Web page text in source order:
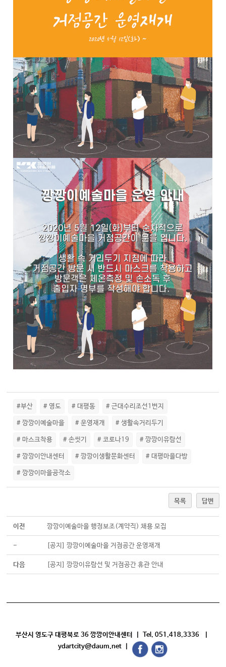
#부산 # 영도 # 대평동 # 근대수리조선1번지
# 깡깡이예술마을 # 운영재개 # 생활속거리두기
# 마스크착용 # 손씻기 # 코로나19 # 깡깡이유람선
# 깡깡이안내센터 # 깡깡이생활문화센터 # 대평마을다방
# 깡깡이마을공작소
목록 답변
이전 깡깡이예술마을 행정보조(계약직) 채용 모집
- [공지] 깡깡이예술마을 거점공간 운영재개
다음 [공지] 깡깡이유람선 및 거점공간 휴관 안내
부산시 영도구 대평북로 36 깡깡이안내센터 | Tel. 051.418.3336 |
ydartcity@daum.net |